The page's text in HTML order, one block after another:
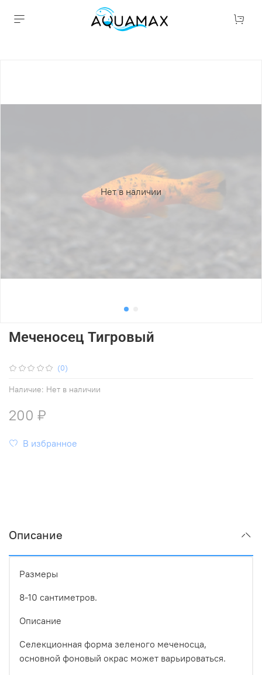
Нет в наличии
(0)
Наличие: Нет в наличии
Меченосец Тигровый
200 ₽
В избранное
Описание
Размеры
8-10 сантиметров.
Описание
Селекционная форма зеленого меченосца,
основной фоновый окрас может варьироваться.